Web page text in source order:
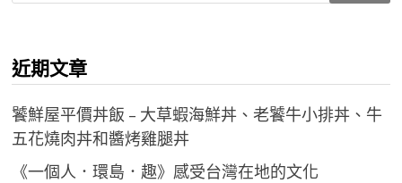
字:
近期文章
饕鮮屋平價丼飯 – 大草蝦海鮮丼、老饕牛小排丼、牛
五花燒肉丼和醬烤雞腿丼
《一個人．環島．趣》感受台灣在地的文化